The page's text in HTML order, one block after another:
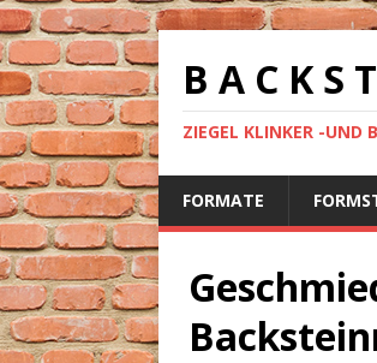
B A C K S
ZIEGEL KLINKER -UND
FORMATE